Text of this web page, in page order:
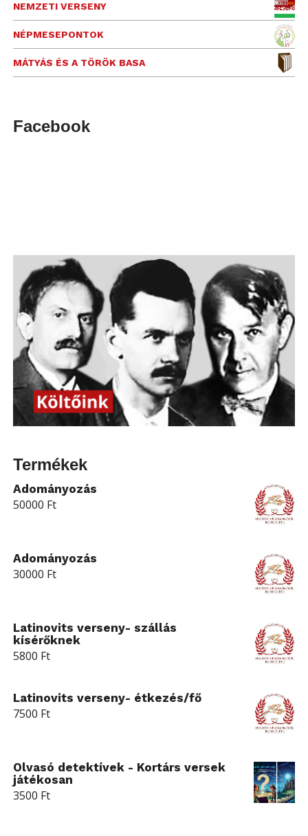
NEMZETI VERSENY
NÉPMESEPONTOK
MÁTYÁS ÉS A TÖRÖK BASA
Facebook
Termékek
Adományozás
50000 Ft
Adományozás
30000 Ft
Latinovits verseny- szállás
kísérőknek
5800 Ft
Latinovits verseny- étkezés/fő
7500 Ft
Olvasó detektívek - Kortárs versek
játékosan
3500 Ft